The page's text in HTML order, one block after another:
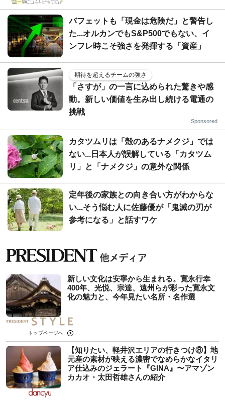
バフェットも「現金は危険だ」と警告し
た...オルカンでもS&P500でもない、イ
ンフレ時こそ強さを発揮する「資産」
期待を超えるチームの強さ
「さすが」の一言に込められた驚きや感
動。新しい価値を生み出し続ける電通の
挑戦
Sponsored
カタツムリは「殻のあるナメクジ」では
ない...日本人が誤解している「カタツム
リ」と「ナメクジ」の意外な関係
定年後の家族との向き合い方がわからな
い...そう悩む人に佐藤優が「鬼滅の刃が
参考になる」と話すワケ
新しい文化は安寧から生まれる。寛永行幸
400年、光悦、宗達、遠州らが彩った寛永文
化の魅力と、今年見たい名所・名作選
トップページへ
【知りたい、軽井沢エリアの行きつけ⑧】地
元産の素材が映える濃密でなめらかなイタリ
ア仕込みのジェラート『GINA』〜アマゾン
カカオ・太田哲雄さんの紹介